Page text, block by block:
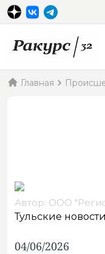
Главная
Автор: ООО
Тульские новости
04/06/2026